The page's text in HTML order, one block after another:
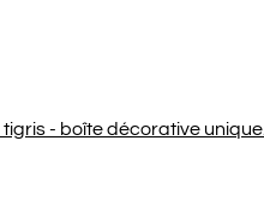
- boîte décorative unique.